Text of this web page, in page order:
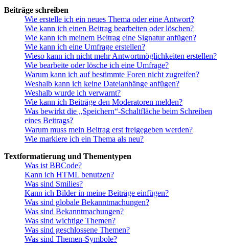
Beiträge schreiben
Wie erstelle ich ein neues Thema oder eine Antwort?
Wie kann ich einen Beitrag bearbeiten oder löschen?
Wie kann ich meinem Beitrag eine Signatur anfügen?
Wie kann ich eine Umfrage erstellen?
Wieso kann ich nicht mehr Antwortmöglichkeiten erstellen?
Wie bearbeite oder lösche ich eine Umfrage?
Warum kann ich auf bestimmte Foren nicht zugreifen?
Weshalb kann ich keine Dateianhänge anfügen?
Weshalb wurde ich verwarnt?
Wie kann ich Beiträge den Moderatoren melden?
Was bewirkt die „Speichern“-Schaltfläche beim Schreiben
eines Beitrags?
Warum muss mein Beitrag erst freigegeben werden?
Wie markiere ich ein Thema als neu?
Textformatierung und Thementypen
Was ist BBCode?
Kann ich HTML benutzen?
Was sind Smilies?
Kann ich Bilder in meine Beiträge einfügen?
Was sind globale Bekanntmachungen?
Was sind Bekanntmachungen?
Was sind wichtige Themen?
Was sind geschlossene Themen?
Was sind Themen-Symbole?